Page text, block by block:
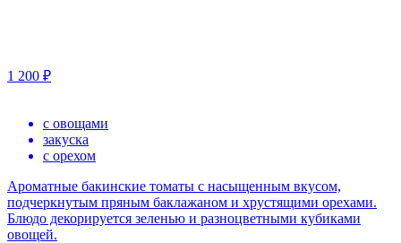
1 200 ₽
с овощами
закуска
с орехом
Ароматные бакинские томаты с насыщенным вкусом,
подчеркнутым пряным баклажаном и хрустящими орехами.
Блюдо декорируется зеленью и разноцветными кубиками
овощей.